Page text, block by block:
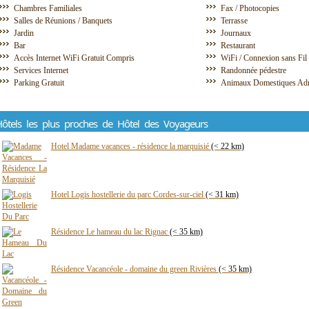
Chambres Familiales
Fax / Photocopies
Salles de Réunions / Banquets
Terrasse
Jardin
Journaux
Bar
Restaurant
Accès Internet WiFi Gratuit Compris
WiFi / Connexion sans Fil
Services Internet
Randonnée pédestre
Parking Gratuit
Animaux Domestiques
les plus proches de Hôtel des Voyageurs
Hotel Madame vacances - résidence la marquisié (< 22 km)
Hotel Logis hostellerie du parc Cordes-sur-ciel (< 31 km)
Résidence Le hameau du lac Rignac (< 35 km)
Résidence Vacancéole - domaine du green Rivières (< 35 km)